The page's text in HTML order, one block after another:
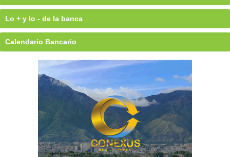
Lo + y lo - de la banca
Calendario Bancario